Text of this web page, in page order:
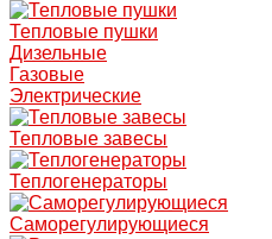
Тепловые пушки
Дизельные
Газовые
Электрические
Тепловые завесы
Теплогенераторы
Саморегулирующиеся